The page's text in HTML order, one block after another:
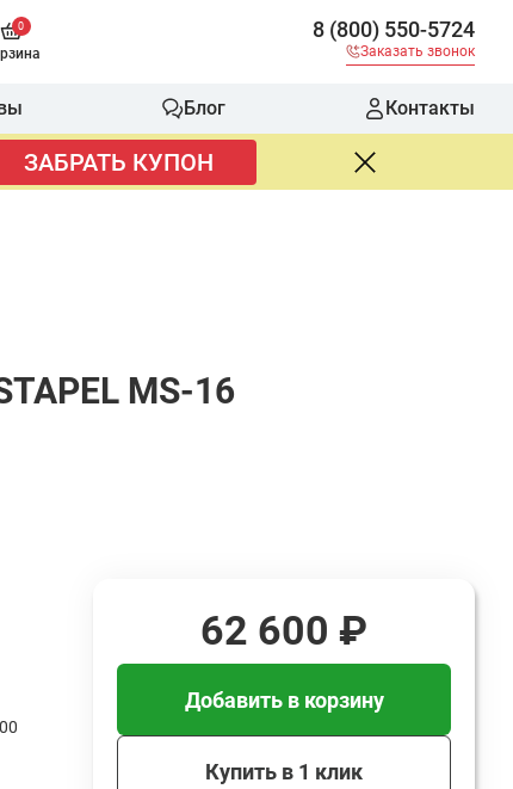
0 8 (800) 550-5724
Заказать звонок
Блог Контакты
ЗАБРАТЬ КУПОН
MS-16
62 600 ₽
Добавить в корзину
Купить в 1 клик